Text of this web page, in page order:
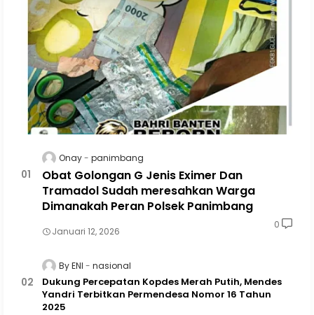
Onay panimbang
Obat Golongan G Jenis Eximer Dan
Tramadol Sudah meresahkan Warga
Dimanakah Peran Polsek Panimbang
Januari 12, 2026
0
By ENI nasional
Dukung Percepatan Kopdes Merah Putih, Mendes
Yandri Terbitkan Permendesa Nomor 16 Tahun
2025